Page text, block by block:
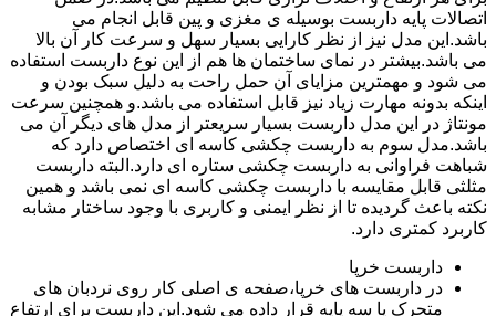
اتصالات پایه داربست بوسیله ی مغزی و پین قابل انجام می
باشد.این مدل نیز از نظر کارایی بسیار سهل و سرعت کار آن بالا
می باشد.بیشتر در نمای ساختمان ها هم از این نوع داربست استفاده
می شود و مهمترین مزایای آن حمل راحت به دلیل سبک بودن و
اینکه بدونه مهارت زیاد نیز قابل استفاده می باشد.و همچنین سرعت
مونتاژ در این مدل داربست بسیار سریعتر از مدل های دیگر آن می
باشد.مدل سوم به داربست چکشی کاسه ای اختصاص دارد که
شباهت فراوانی به داربست چکشی ستاره ای دارد.البته داربست
مثلثی قابل مقایسه با داربست چکشی کاسه ای نمی باشد و همین
نکته باعث گردیده تا از نظر ایمنی و کاربری با وجود ساختار مشابه
کاربرد کمتری دارد.
داربست خرپا
در داربست های خرپا،صفحه ی اصلی کار روی نردبان های
متحرک یا سه پایه قرار داده می شود.این داربست برای ارتفاع